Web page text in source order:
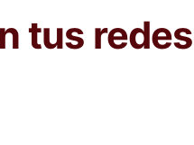
tus